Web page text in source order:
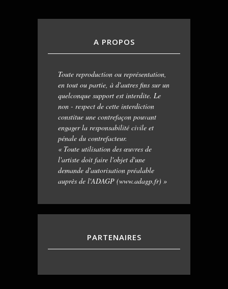
A PROPOS
Toute reproduction ou représentation,
en tout ou partie, à d'autres fins sur un
quelconque support est interdite. Le
non - respect de cette interdiction
constitue une contrefaçon pouvant
engager la responsabilité civile et
pénale du contrefacteur.
« Toute utilisation des œuvres de
l'artiste doit faire l'objet d'une
demande d'autorisation préalable
auprès de l'ADAGP (www.adagp.fr) »
PARTENAIRES